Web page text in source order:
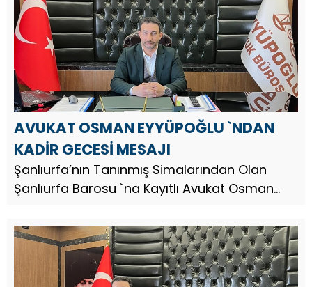
mesajında şu ifadelere yer verdi;...
AVUKAT OSMAN EYYÜPOĞLU `NDAN
KADİR GECESİ MESAJI
Şanlıurfa’nın Tanınmış Simalarından Olan
Şanlıurfa Barosu `na Kayıtlı Avukat Osman
yayınladı. Av. Osman Eyyüpoğlu, mesajında şu
ifadelere yer verdi; ...